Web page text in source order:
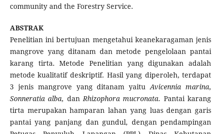
community and the Forestry Service.
ABSTRAK
Penelitian ini bertujuan mengetahui keanekaragaman jenis
mangrove yang ditanam dan metode pengelolaan pantai
karang tirta. Metode Penelitian yang digunakan adalah
metode kualitatif deskriptif. Hasil yang diperoleh, terdapat
3 jenis mangrove yang ditanam yaituAvicennia marina,
Sonneratia alba, danRhizophora mucronata. Pantai karang
tirta merupakan hamparan lahan yang luas dengan garis
pantai yang panjang dan gundul, dengan pendampingan